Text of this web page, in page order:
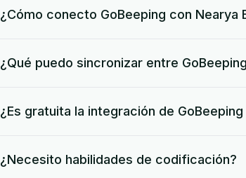
¿Cómo conecto GoBeeping con Nearya
¿Qué puedo sincronizar entre
¿Es gratuita la integración de
¿Necesito habilidades de codificación?